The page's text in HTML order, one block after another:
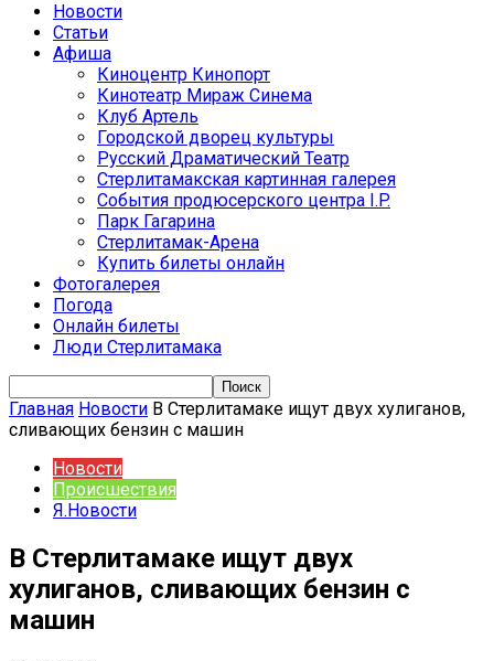
Новости
Статьи
Афиша
Киноцентр Кинопорт
Кинотеатр Мираж Синема
Клуб Артель
Городской дворец культуры
Русский Драматический Театр
Стерлитамакская картинная галерея
События продюсерского центра I.P.
Парк Гагарина
Стерлитамак-Арена
Купить билеты онлайн
Фотогалерея
Погода
Онлайн билеты
Люди Стерлитамака
Главная Новости В Стерлитамаке ищут двух хулиганов,
сливающих бензин с машин
Новости
Происшествия
Я.Новости
В Стерлитамаке ищут двух
хулиганов, сливающих бензин с
машин